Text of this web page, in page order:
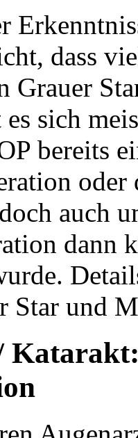
dass
Grauer
sich
bereits
auch
dann
Star und